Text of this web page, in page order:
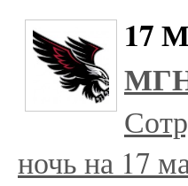
17
ночь на 17